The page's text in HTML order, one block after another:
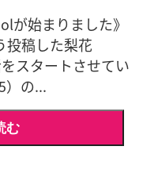
が始まりました》
投稿した梨花
スタートさせてい
）の...
む